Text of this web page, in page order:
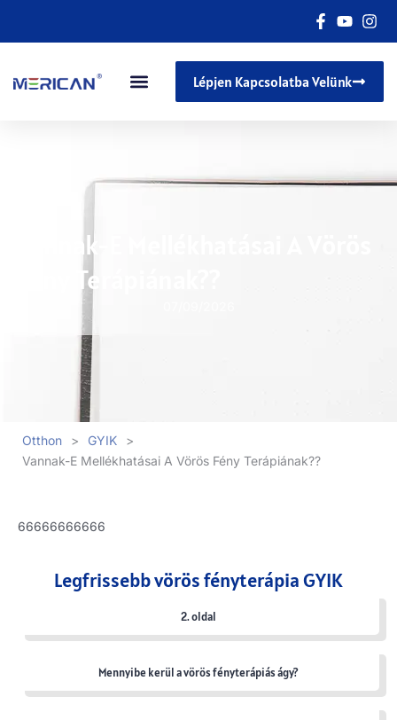
Lépjen Kapcsolatba Velünk
Vannak-E Mellékhatásai A Vörös
Fény Terápiának??
Otthon > GYIK
>
Vannak-E Mellékhatásai A Vörös Fény Terápiának??
66666666666
Legfrissebb vörös fényterápia GYIK
2. oldal
Mennyibe kerül a vörös fényterápiás ágy?